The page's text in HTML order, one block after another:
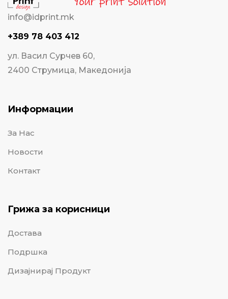
info@idprint.mk
+389 78 403 412
ул. Васил Сурчев 60,
2400 Струмица, Македонија
Информации
За Нас
Новости
Контакт
Грижа за корисници
Достава
Подршка
Дизајнирај Продукт